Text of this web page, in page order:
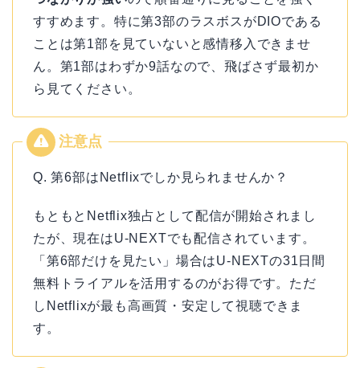
すすめます。特に第3部のラスボスがDIOである
ことは第1部を見ていないと感情移入できませ
ん。第1部はわずか9話なので、飛ばさず最初か
ら見てください。
Q. 第6部はNetflixでしか見られませんか？
もともとNetflix独占として配信が開始されまし
たが、現在はU-NEXTでも配信されています。
「第6部だけを見たい」場合はU-NEXTの31日間
無料トライアルを活用するのがお得です。ただ
しNetflixが最も高画質・安定して視聴できま
す。